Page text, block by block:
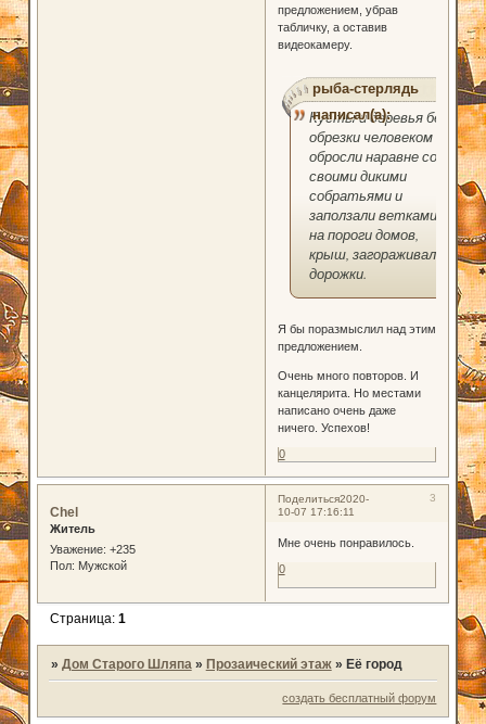
предложением, убрав
табличку, а оставив
видеокамеру.
рыба-стерлядь
написал(а):
Кусты и деревья без
обрезки человеком
обросли наравне со
своими дикими
собратьями и
заползали ветками
на пороги домов,
крыш, загораживали
дорожки.
Я бы поразмыслил над этим
предложением.
Очень много повторов. И
канцелярита. Но местами
написано очень даже
ничего. Успехов!
0
Поделиться 3
2020-
10-07 17:16:11
Chel
Житель
Уважение: +235
Пол: Мужской
Мне очень понравилось.
0
Страница: 1
» Дом Старого Шляпа » Прозаический этаж » Её город
создать бесплатный форум